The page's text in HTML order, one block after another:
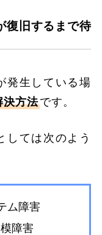
復旧するまで待
発生している場
決方法です。
しては次のよう
ム障害
障害